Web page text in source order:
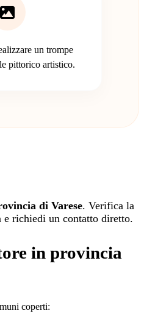
un trompe
pittorico artistico.
di Varese. Verifica la
richiedi un contatto diretto.
in provincia
coperti: